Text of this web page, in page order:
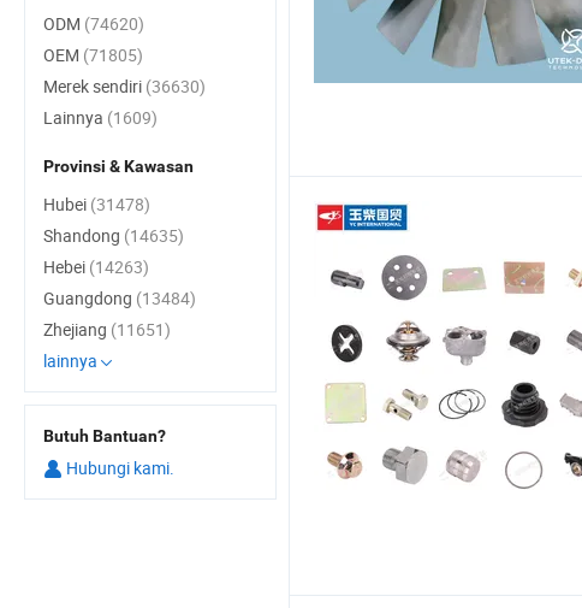
ODM (74620)
OEM (71805)
Merek sendiri (36630)
Lainnya (1609)
Provinsi & Kawasan
Hubei (31478)
Shandong (14635)
Hebei (14263)
Guangdong (13484)
Zhejiang (11651)
lainnya
Butuh Bantuan?
Hubungi kami.